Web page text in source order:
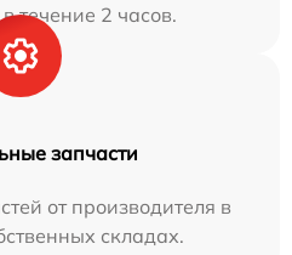
течение 2 часов.
запчасти
от производителя в
складах.